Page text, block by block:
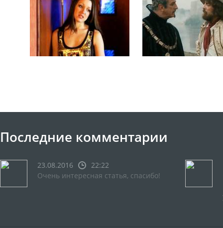
Последние комментарии
23.08.2016
22:22
Очень интересная статья, спасибо!